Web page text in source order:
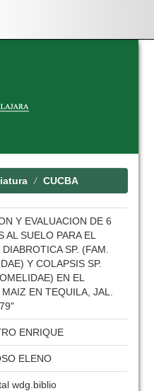
CUCBA
Y EVALUACION DE 6
AL SUELO PARA EL
SP. (FAM.
Y COLAPSIS SP.
EN EL
EN TEQUILA, JAL.
ENRIQUE
ELENO
wdg.biblio